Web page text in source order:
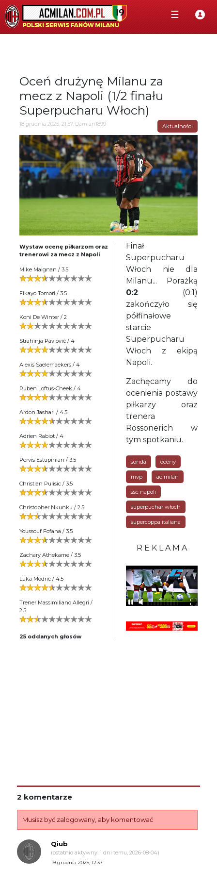
☰
Oceń drużynę Milanu za
mecz z Napoli (1/2 finału
Superpucharu Włoch)
18 grudnia 2025, 21:57, Damian1899 Aktualności
Wystaw ocenę piłkarzom oraz
trenerowi za mecz z Napoli
Mike Maignan / 3.5
Fikayo Tomori / 3.5
Koni De Winter / 2
Strahinja Pavlović / 4
Alexis Saelemaekers / 4
Ruben Loftus-Cheek / 4
Ardon Jashari / 4.5
Adrien Rabiot / 4
Pervis Estupinian / 3.5
Christian Pulisic / 3.5
Christopher Nkunku / 2.5
Youssouf Fofana / 3.5
Zachary Athekame / 3.5
Luka Modrić / 4.5
Trener Massimiliano Allegri /
2.5
25 oddanych głosów
Finał
Superpucharu
Włoch nie dla
Milanu... Porażką
0:2 (0:1)
zakończyło się
półfinałowe
starcie
Superpucharu
Włoch z ekipą
Napoli.
Zachęcamy do
ocenienia postawy
piłkarzy oraz
trenera
Rossonerich w
tym spotkaniu.
sonda oceny
mvp ac milan
ssc napoli
superpuchar włoch
supercoppa italiana
R E K L A M A
2 komentarze
Musisz być zalogowany, aby komentować
Qiub
(ostatnio aktywny: 1 dni temu, 2026-08-04)
19 grudnia 2025, 12:37